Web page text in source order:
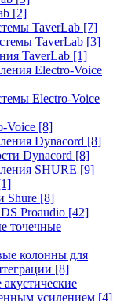
[2]
TaverLab [7]
TaverLab [3]
TaverLab [1]
Electro-Voice
Electro-Voice
Voice [8]
Dynacord [8]
Dynacord [8]
SHURE [9]
Shure [8]
Proaudio [42]
точечные
колонны для
[8]
усилением [4]